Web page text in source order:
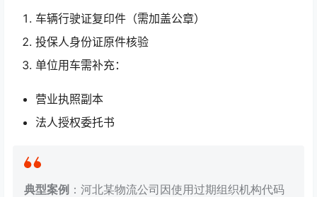
车辆行驶证复印件（需加盖公章）
投保人身份证原件核验
单位用车需补充：
营业执照副本
法人授权委托书
典型案例 ：河北某物流公司因使用过期组织机构代码